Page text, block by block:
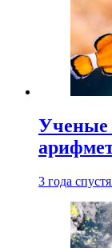
Ученые
3 года спустя